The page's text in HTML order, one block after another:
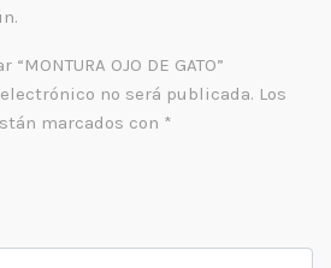
OJO DE GATO”
no será publicada. Los
marcados con *